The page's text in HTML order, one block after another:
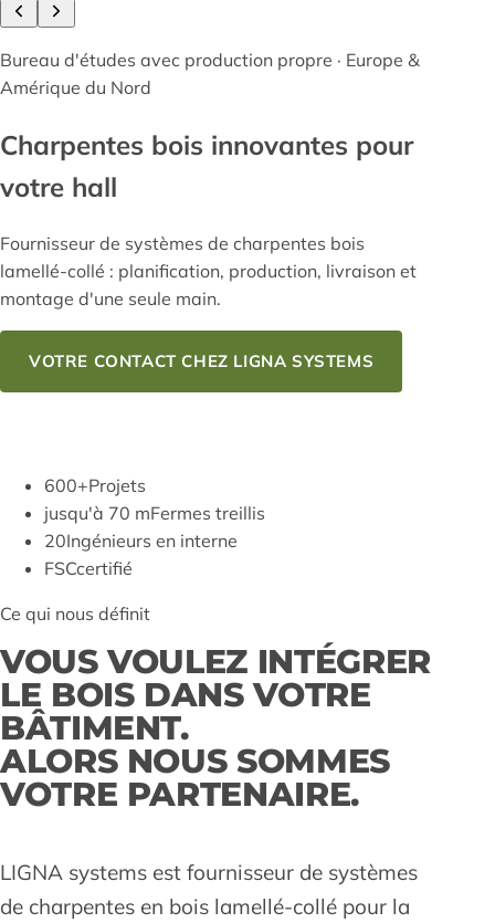
Bureau d'études avec production propre · Europe &
Amérique du Nord
Charpentes bois innovantes pour
votre hall
Fournisseur de systèmes de charpentes bois
lamellé-collé : planification, production, livraison et
montage d'une seule main.
VOTRE CONTACT CHEZ LIGNA SYSTEMS
600+Projets
jusqu'à 70 mFermes treillis
20Ingénieurs en interne
FSCcertifié
Ce qui nous définit
VOUS VOULEZ INTÉGRER
LE BOIS DANS VOTRE
BÂTIMENT.
ALORS NOUS SOMMES
VOTRE PARTENAIRE.
LIGNA systems est fournisseur de systèmes
de charpentes en bois lamellé-collé pour la